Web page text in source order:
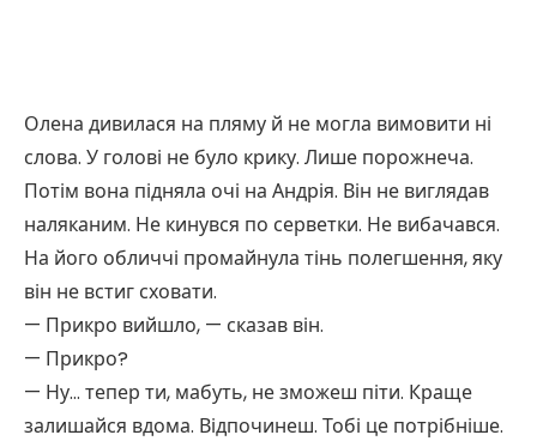
Олена дивилася на пляму й не могла вимовити ні
слова. У голові не було крику. Лише порожнеча.
Потім вона підняла очі на Андрія. Він не виглядав
наляканим. Не кинувся по серветки. Не вибачався.
На його обличчі промайнула тінь полегшення, яку
він не встиг сховати.
— Прикро вийшло, — сказав він.
— Прикро?
— Ну… тепер ти, мабуть, не зможеш піти. Краще
залишайся вдома. Відпочинеш. Тобі це потрібніше.